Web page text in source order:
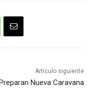
Artículo siguiente
Nueva Caravana